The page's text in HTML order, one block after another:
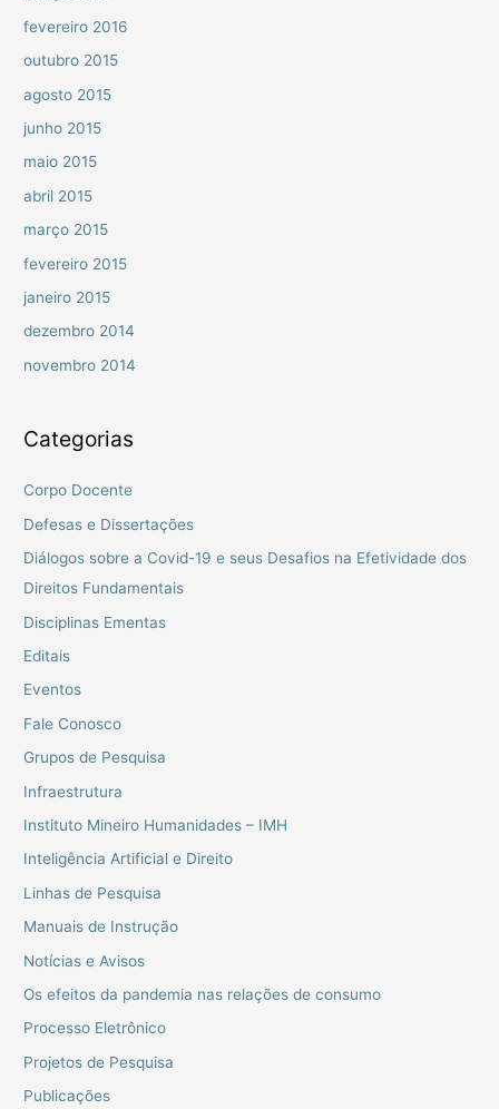
fevereiro 2016
outubro 2015
agosto 2015
junho 2015
maio 2015
abril 2015
março 2015
fevereiro 2015
janeiro 2015
dezembro 2014
novembro 2014
Categorias
Corpo Docente
Defesas e Dissertações
Diálogos sobre a Covid-19 e seus Desafios na Efetividade dos
Direitos Fundamentais
Disciplinas Ementas
Editais
Eventos
Fale Conosco
Grupos de Pesquisa
Infraestrutura
Instituto Mineiro Humanidades – IMH
Inteligência Artificial e Direito
Linhas de Pesquisa
Manuais de Instrução
Notícias e Avisos
Os efeitos da pandemia nas relações de consumo
Processo Eletrônico
Projetos de Pesquisa
Publicações